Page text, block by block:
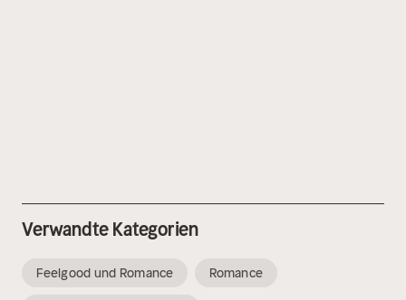
Verwandte Kategorien
Feelgood und Romance Romance